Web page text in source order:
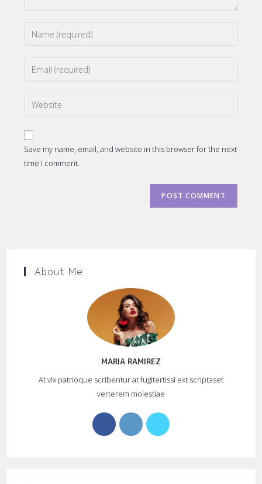
Enter
to
Enter
address
comment
Enter
URL
(optional)
Save my name, email, and website in this browser for the next
time I comment.
About Me
MARIA RAMIREZ
At vix patrioque scribentur at fugitertissi ext scriptaset
verterem molestiae
Opens
in
Opens
in
Opens